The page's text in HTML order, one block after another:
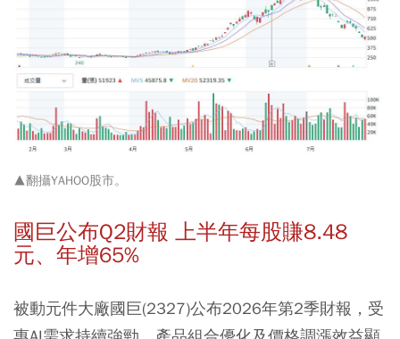
▲翻攝YAHOO股市。
國巨公布Q2財報 上半年每股賺8.48
元、年增65%
被動元件大廠國巨(2327)公布2026年第2季財報，受